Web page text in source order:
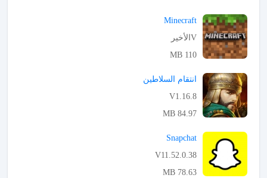
Minecraft
Vالأخير
110 MB
انتقام السلاطين
V1.16.8
84.97 MB
Snapchat
V11.52.0.38
78.63 MB